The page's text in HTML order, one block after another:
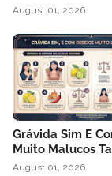
August 01, 2026
Grávida Sim E
Muito Malucos
August 01, 2026